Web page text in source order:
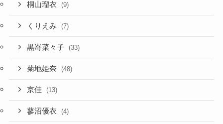
桐山瑠衣 (9)
くりえみ (7)
黒嵜菜々子 (33)
菊地姫奈 (48)
京佳 (13)
蓼沼優衣 (4)